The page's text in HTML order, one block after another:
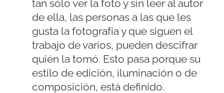
tan sólo ver la foto y sin leer al autor
de ella, las personas a las que les
gusta la fotografía y que siguen el
trabajo de varios, pueden descifrar
quién la tomó. Esto pasa porque su
estilo de edición, iluminación o de
composición, está definido.